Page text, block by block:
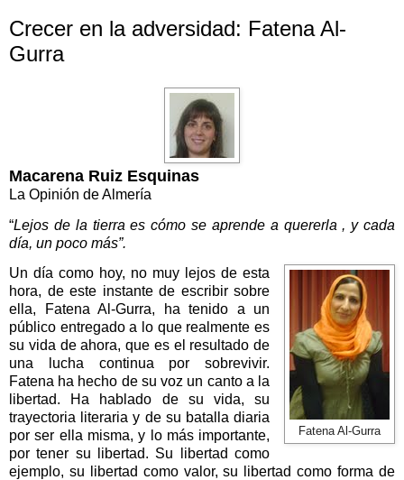
Crecer en la adversidad: Fatena Al-
Gurra
Macarena Ruiz Esquinas
La Opinión de Almería
“Lejos de la tierra es cómo se aprende a quererla , y cada
día, un poco más”.
Fatena Al-Gurra
Un día como hoy, no muy lejos de esta
hora, de este instante de escribir sobre
ella, Fatena Al-Gurra, ha tenido a un
público entregado a lo que realmente es
su vida de ahora, que es el resultado de
una lucha continua por sobrevivir.
Fatena ha hecho de su voz un canto a la
libertad. Ha hablado de su vida, su
trayectoria literaria y de su batalla diaria
por ser ella misma, y lo más importante,
por tener su libertad. Su libertad como
ejemplo, su libertad como valor, su libertad como forma de